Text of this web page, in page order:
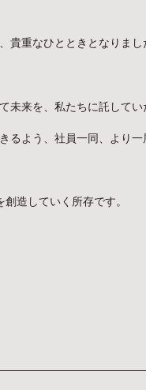
貴重なひとときとなりまし
未来を、私たちに託して
るよう、社員一同、より
造していく所存です。